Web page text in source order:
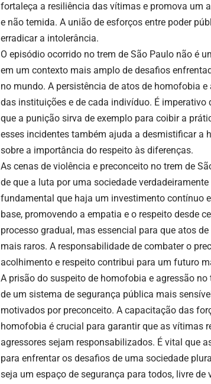
fortaleça a resiliência das vítimas e promova um
e não temida. A união de esforços entre poder
erradicar a intolerância.
O episódio ocorrido no trem de São Paulo não é
em um contexto mais amplo de desafios
no mundo. A persistência de atos de homofobia
das instituições e de cada indivíduo. É
que a punição sirva de exemplo para coibir a
esses incidentes também ajuda a desmistificar a
sobre a importância do respeito às diferenças.
As cenas de violência e preconceito no trem de
de que a luta por uma sociedade
fundamental que haja um investimento contínuo
base, promovendo a empatia e o respeito desde
processo gradual, mas essencial para que atos
mais raros. A responsabilidade de combater o
acolhimento e respeito contribui para um futuro
A prisão do suspeito de homofobia e agressão
de um sistema de segurança pública mais
motivados por preconceito. A capacitação das
homofobia é crucial para garantir que as vítimas
agressores sejam responsabilizados. É vital que
para enfrentar os desafios de uma sociedade
seja um espaço de segurança para todos, livre